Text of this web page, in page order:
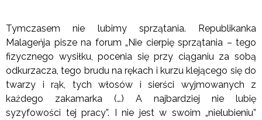
Tymczasem nie lubimy sprzątania. Republikanka
Malageńja pisze na forum „Nie cierpię sprzątania – tego
fizycznego wysiłku, pocenia się przy ciąganiu za sobą
odkurzacza, tego brudu na rękach i kurzu klejącego się do
twarzy i rąk, tych włosów i sierści wyjmowanych z
każdego zakamarka (…) A najbardziej nie lubię
syzyfowości tej pracy”. I nie jest w swoim „nielubieniu”